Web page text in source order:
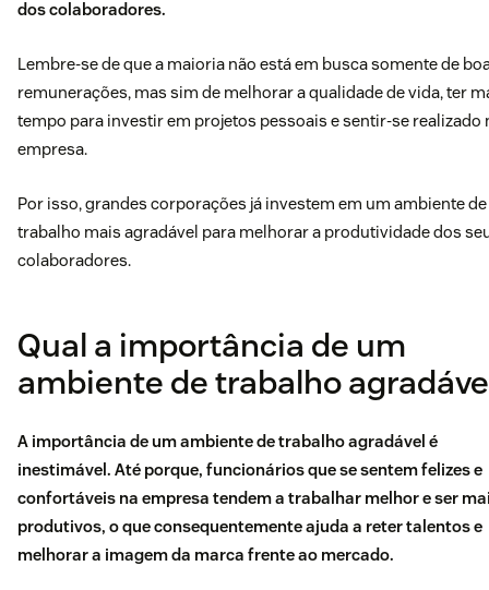
dos colaboradores.
Lembre-se de que a maioria não está em busca somente de
remunerações, mas sim de melhorar a qualidade de vida, ter
tempo para investir em projetos pessoais e sentir-se realizado
empresa.
Por isso, grandes corporações já investem em um ambiente de
trabalho mais agradável para melhorar a produtividade dos
colaboradores.
Qual a importância de um
ambiente de trabalho
A importância de um ambiente de trabalho agradável é
inestimável. Até porque, funcionários que se sentem felizes e
confortáveis na empresa tendem a trabalhar melhor e ser
produtivos, o que consequentemente ajuda a reter talentos e
melhorar a imagem da marca frente ao mercado.